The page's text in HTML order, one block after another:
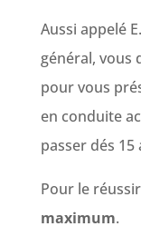
Aussi appelé
général, vous
pour vous
en conduite
passer dés 15
Pour le
maximum.